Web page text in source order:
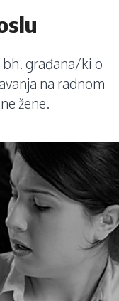
bh. građana/ki o
na radnom
žene.